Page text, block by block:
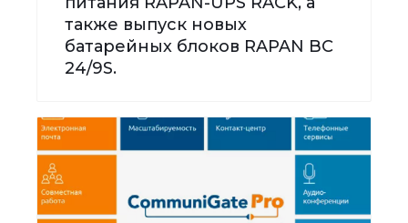
также выпуск новых
батарейных блоков RAPAN BC
24/9S.